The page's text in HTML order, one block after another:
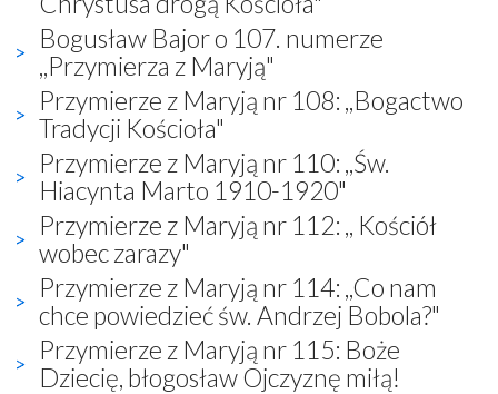
Bogusław Bajor o 107. numerze
,,Przymierza z Maryją"
Przymierze z Maryją nr 108: ,,Bogactwo
Tradycji Kościoła"
Przymierze z Maryją nr 110: ,,Św.
Hiacynta Marto 1910-1920"
Przymierze z Maryją nr 112: ,, Kościół
wobec zarazy"
Przymierze z Maryją nr 114: ,,Co nam
chce powiedzieć św. Andrzej Bobola?"
Przymierze z Maryją nr 115: Boże
Dziecię, błogosław Ojczyznę miłą!